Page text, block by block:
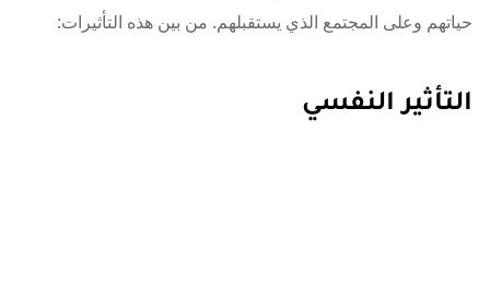
حياتهم وعلى المجتمع الذي يستقبلهم. من بين هذه التأثيرات:
التأثير النفسي